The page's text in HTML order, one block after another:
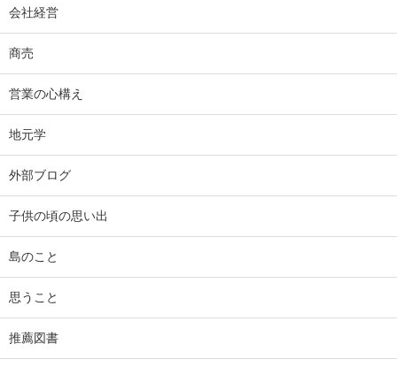
会社経営
商売
営業の心構え
地元学
外部ブログ
子供の頃の思い出
島のこと
思うこと
推薦図書